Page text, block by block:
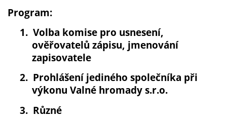
Program:
1. Volba komise pro usnesení,
ověřovatelů zápisu, jmenování
zapisovatele
2. Prohlášení jediného společníka při
výkonu Valné hromady s.r.o.
3. Různé